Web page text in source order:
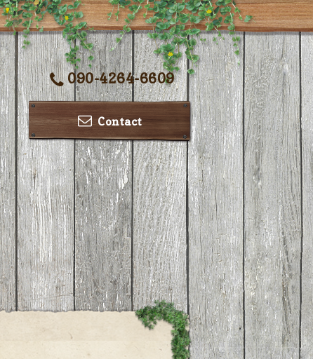
090-4264-6609
Contact